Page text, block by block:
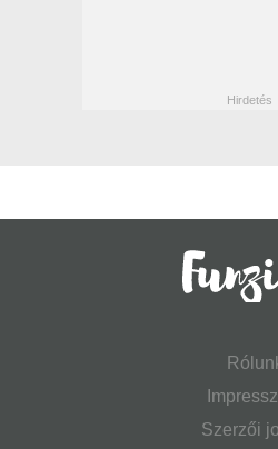
Szerzői